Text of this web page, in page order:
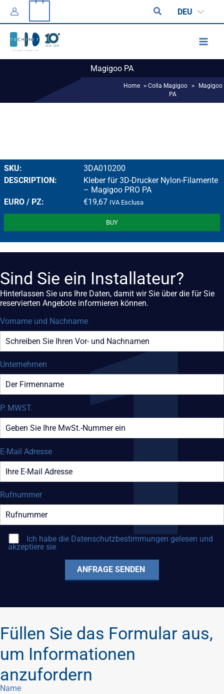
Inhalt
springen
SuchenDEU
Magigoo PA
Home >Colla Magigoo >
Magigoo
PA
3DA010200
Kleber für 3D-Drucker Nylon-Filamente
– Magigoo PRO PA
€19,67 IVA Esclusa
BUY
Sind Sie ein Installateur?
Hinterlassen Sie uns Ihre Daten, damit wir Sie über die für Sie
reservierten Angebote informieren können.
Vorname und Nachname
Unternehmen
P. MWST.
E-Mail Adresse
Rufnummer
Ich habe die Datenschutzbestimmungen gelesen und
akzeptiere sie
Füllen Sie das Formular aus,
um Informationen
anzufordern
Name